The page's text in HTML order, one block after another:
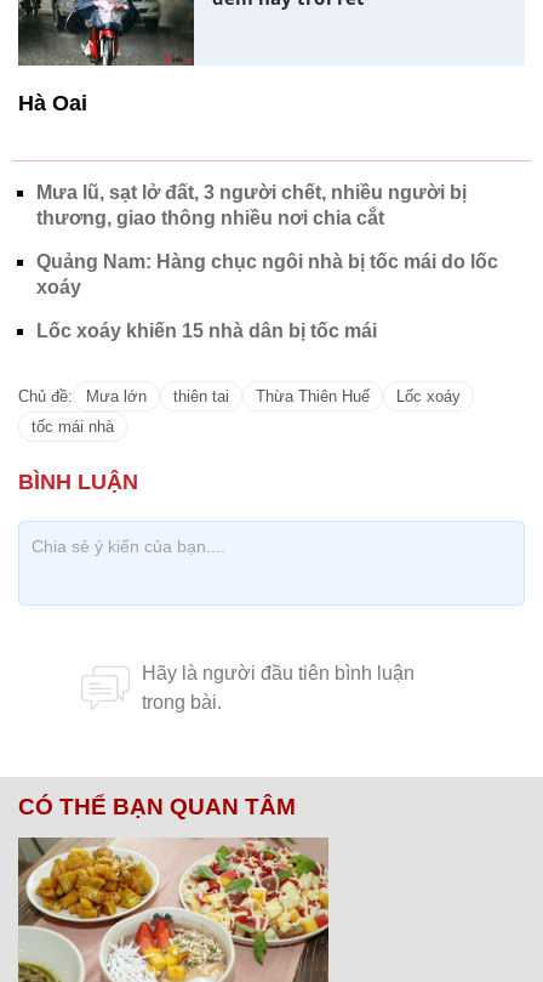
Hà Oai
Mưa lũ, sạt lở đất, 3 người chết, nhiều người bị
thương, giao thông nhiều nơi chia cắt
Quảng Nam: Hàng chục ngôi nhà bị tốc mái do lốc
xoáy
Lốc xoáy khiến 15 nhà dân bị tốc mái
Chủ đề: Mưa lớn thiên tai Thừa Thiên Huế
Lốc xoáy
tốc mái nhà
CÓ THỂ BẠN QUAN TÂM